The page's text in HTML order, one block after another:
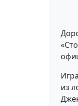
из